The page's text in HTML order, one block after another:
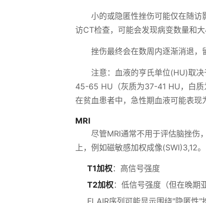
小的或隐匿性挫伤可能仅在随访
访CT检查，可能会发现病变数量和
挫伤最终会在数周内逐渐消退，
注意：血液的亨氏单位(HU)取
45-65 HU（灰质为37-41 HU，白质
在贫血患者中，急性期血液可能表现
MRI
尽管MRI通常不用于评估脑挫伤
上，例如磁敏感加权成像(SWI)3,12。
T1加权：高信号强度
T2加权：低信号强度（但在晚期
FLAIR序列可能显示围绕"隐匿性"